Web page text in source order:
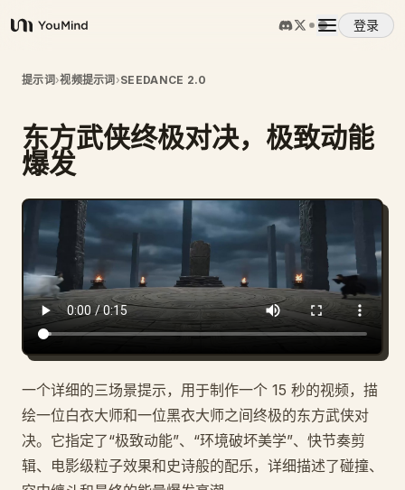
YouMind
登录
概览
使用案例
技能
提示词
定价
博客
提示词›视频提示词 ›SEEDANCE 2.0
东方武侠终极对决，极致动能
爆发
一个详细的三场景提示，用于制作一个 15 秒的视频，描
绘一位白衣大师和一位黑衣大师之间终极的东方武侠对
决。它指定了“极致动能”、“环境破坏美学”、快节奏剪
辑、电影级粒子效果和史诗般的配乐，详细描述了碰撞、